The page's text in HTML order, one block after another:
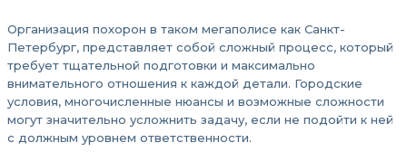
Организация похорон в таком мегаполисе как Санкт-
Петербург, представляет собой сложный процесс, который
требует тщательной подготовки и максимально
внимательного отношения к каждой детали. Городские
условия, многочисленные нюансы и возможные сложности
могут значительно усложнить задачу, если не подойти к ней
с должным уровнем ответственности.